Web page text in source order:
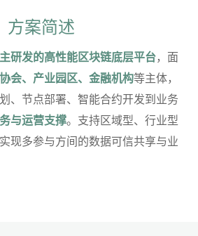
方案简述
研发的高性能区块链底层平台，面
会、产业园区、金融机构等主体，
、节点部署、智能合约开发到业务
与运营支撑。支持区域型、行业型
现多参与方间的数据可信共享与业